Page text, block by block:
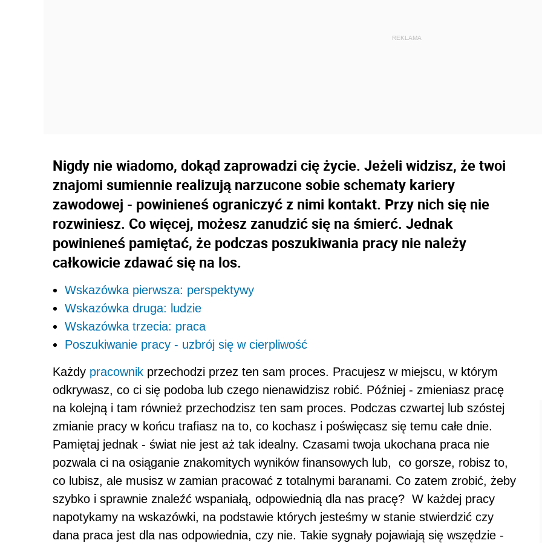
Nigdy nie wiadomo, dokąd zaprowadzi cię życie. Jeżeli widzisz, że twoi
znajomi sumiennie realizują narzucone sobie schematy kariery
zawodowej - powinieneś ograniczyć z nimi kontakt. Przy nich się nie
rozwiniesz. Co więcej, możesz zanudzić się na śmierć. Jednak
powinieneś pamiętać, że podczas poszukiwania pracy nie należy
całkowicie zdawać się na los.
Wskazówka pierwsza: perspektywy
Wskazówka druga: ludzie
Wskazówka trzecia: praca
Poszukiwanie pracy - uzbrój się w cierpliwość
Każdy pracownik przechodzi przez ten sam proces. Pracujesz w miejscu, w którym
odkrywasz, co ci się podoba lub czego nienawidzisz robić. Później - zmieniasz pracę
na kolejną i tam również przechodzisz ten sam proces. Podczas czwartej lub szóstej
zmianie pracy w końcu trafiasz na to, co kochasz i poświęcasz się temu całe dnie.
Pamiętaj jednak - świat nie jest aż tak idealny. Czasami twoja ukochana praca nie
pozwala ci na osiąganie znakomitych wyników finansowych lub, co gorsze, robisz to,
co lubisz, ale musisz w zamian pracować z totalnymi baranami. Co zatem zrobić, żeby
szybko i sprawnie znaleźć wspaniałą, odpowiednią dla nas pracę? W każdej pracy
napotykamy na wskazówki, na podstawie których jesteśmy w stanie stwierdzić czy
dana praca jest dla nas odpowiednia, czy nie. Takie sygnały pojawiają się wszędzie -